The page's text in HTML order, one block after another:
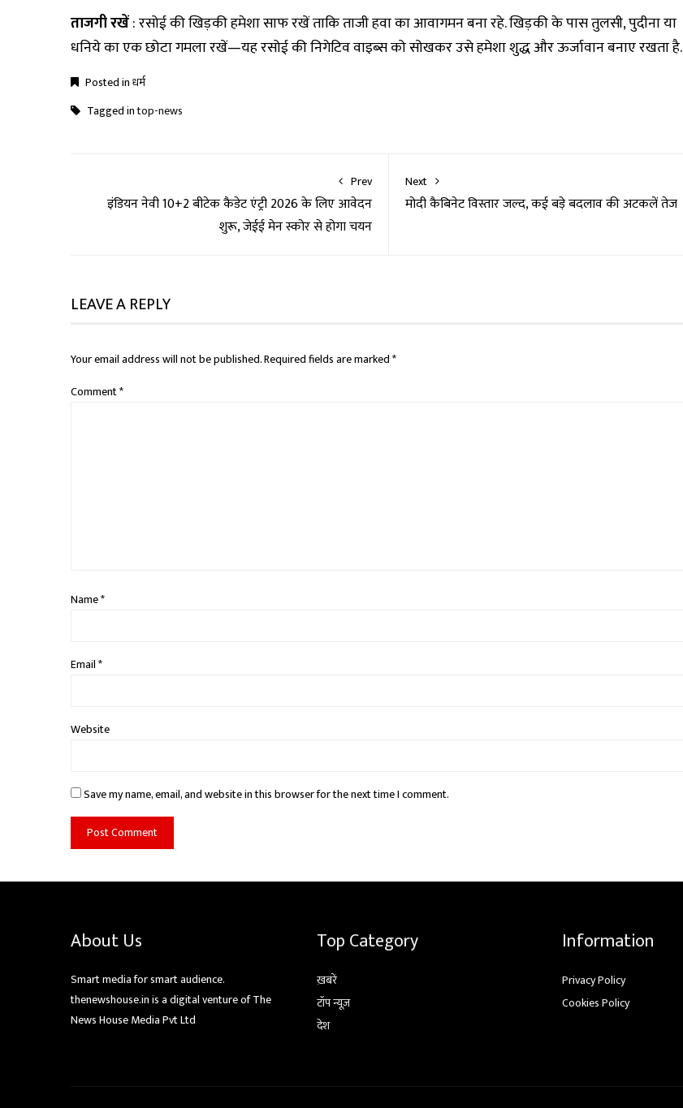
ताजगी रखें: रसोई की खिड़की हमेशा साफ रखें ताकि ताजी हवा का आवागमन बना रहे. खिड़की के पास तुलसी, पुदीना या
धनिये का एक छोटा गमला रखें—यह रसोई की निगेटिव वाइब्स को सोखकर उसे हमेशा शुद्ध और ऊर्जावान बनाए रखता है.
Posted inधर्म
Tagged intop-news
Prev
इंडियन नेवी 10+2 बीटेक कैडेट एंट्री 2026 के लिए आवेदन
शुरू, जेईई मेन स्कोर से होगा चयन
Next
मोदी कैबिनेट विस्तार जल्द, कई बड़े बदलाव की अटकलें तेज
LEAVE A REPLY
Your email address will not be published.Required fields are marked*
Comment*
Name*
Email*
Website
Save my name, email, and website in this browser for the next time I comment.
About Us
Smart media for smart audience.
thenewshouse.in is a digital venture of The
News House Media Pvt Ltd
Top Category
ख़बरें
टॉप न्यूज़
देश
Information
Privacy Policy
Cookies Policy